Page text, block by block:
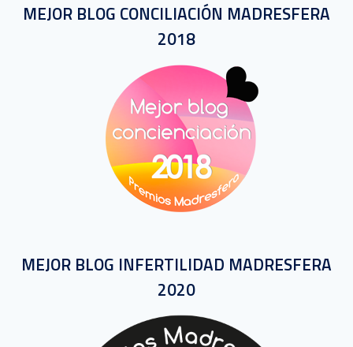
MEJOR BLOG CONCILIACIÓN MADRESFERA
2018
MEJOR BLOG INFERTILIDAD MADRESFERA
2020